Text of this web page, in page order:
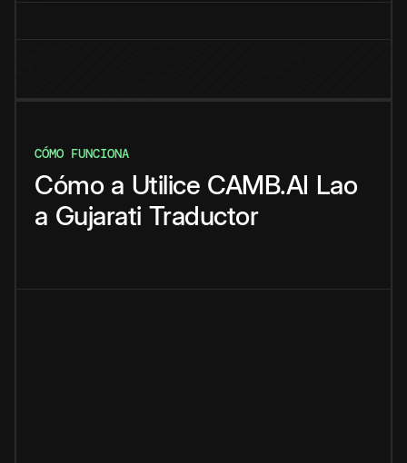
CÓMO FUNCIONA
Cómo a Utilice CAMB.AI Lao
a Gujarati Traductor